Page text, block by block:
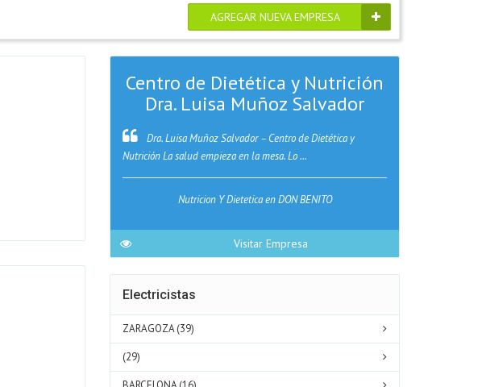
AGREGAR NUEVA EMPRESA
Centro de Dietética y Nutrición
Dra. Luisa Muñoz Salvador
Dra. Luisa Muñoz Salvador – Centro de Dietética y
Nutrición La salud empieza en la mesa. Lo ...
Nutricion Y Dietetica en DON BENITO
Visitar Empresa
Electricistas
ZARAGOZA (39)
(29)